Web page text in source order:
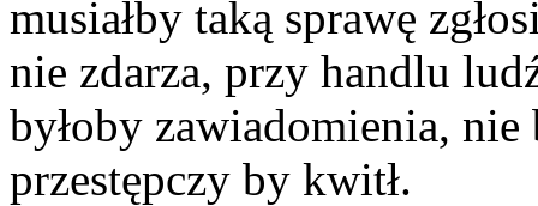
musiałby taką sprawę
nie zdarza, przy handlu
byłoby zawiadomienia, nie
przestępczy by kwitł.